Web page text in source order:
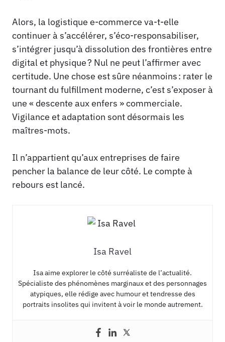
Alors, la logistique e-commerce va-t-elle
continuer à s’accélérer, s’éco-responsabiliser,
s’intégrer jusqu’à dissolution des frontières entre
digital et physique ? Nul ne peut l’affirmer avec
certitude. Une chose est sûre néanmoins : rater le
tournant du fulfillment moderne, c’est s’exposer à
une « descente aux enfers » commerciale.
Vigilance et adaptation sont désormais les
maîtres-mots.
Il n’appartient qu’aux entreprises de faire
pencher la balance de leur côté. Le compte à
rebours est lancé.
Isa Ravel
Isa aime explorer le côté surréaliste de l’actualité.
Spécialiste des phénomènes marginaux et des personnages
atypiques, elle rédige avec humour et tendresse des
portraits insolites qui invitent à voir le monde autrement.